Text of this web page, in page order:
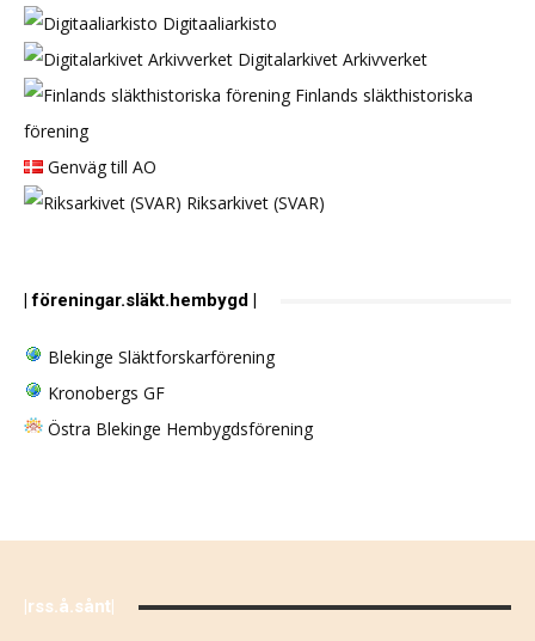
Digitaaliarkisto
Digitalarkivet Arkivverket
Finlands släkthistoriska
förening
Genväg till AO
Riksarkivet (SVAR)
| föreningar.släkt.hembygd |
Blekinge Släktforskarförening
Kronobergs GF
Östra Blekinge Hembygdsförening
|rss.å.sånt|